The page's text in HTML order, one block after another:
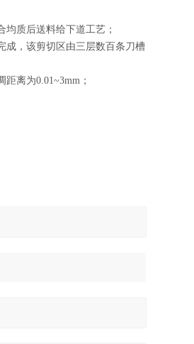
质后送料给下道工艺；
成，该剪切区由三层数百条刀槽
距离为0.01~3mm ；